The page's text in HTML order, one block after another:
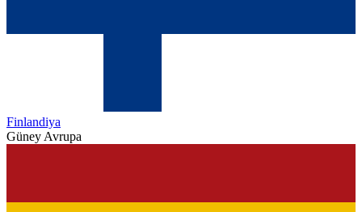
Finlandiya
Güney Avrupa